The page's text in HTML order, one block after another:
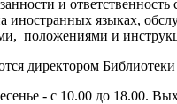
и
языках,
положениями и
директором
- с 10.00 до 18.00.